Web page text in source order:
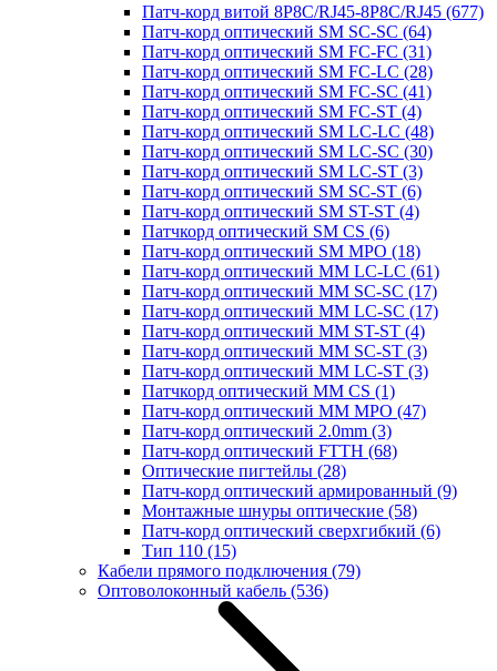
Патч-корд витой 8P8C/RJ45-8P8C/RJ45 (677)
Патч-корд оптический SM SC-SC (64)
Патч-корд оптический SM FC-FC (31)
Патч-корд оптический SM FC-LC (28)
Патч-корд оптический SM FC-SC (41)
Патч-корд оптический SM FC-ST (4)
Патч-корд оптический SM LC-LC (48)
Патч-корд оптический SM LC-SC (30)
Патч-корд оптический SM LC-ST (3)
Патч-корд оптический SM SC-ST (6)
Патч-корд оптический SM ST-ST (4)
Патчкорд оптический SM CS (6)
Патч-корд оптический SM MPO (18)
Патч-корд оптический MM LC-LC (61)
Патч-корд оптический MM SC-SC (17)
Патч-корд оптический MM LC-SC (17)
Патч-корд оптический MM ST-ST (4)
Патч-корд оптический MM SC-ST (3)
Патч-корд оптический MM LC-ST (3)
Патчкорд оптический MM CS (1)
Патч-корд оптический MM MPO (47)
Патч-корд оптический 2.0mm (3)
Патч-корд оптический FTTH (68)
Оптические пигтейлы (28)
Патч-корд оптический армированный (9)
Монтажные шнуры оптические (58)
Патч-корд оптический сверхгибкий (6)
Тип 110 (15)
Кабели прямого подключения (79)
Оптоволоконный кабель (536)